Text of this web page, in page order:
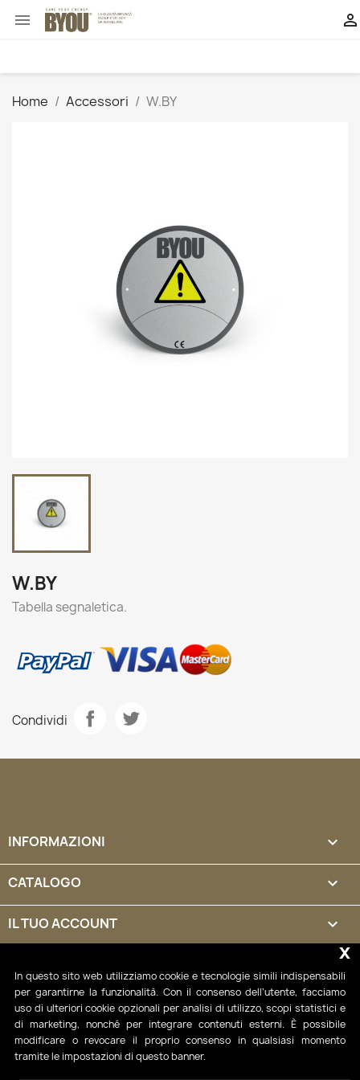
 
Home Accessori W.BY
W.BY
Tabella segnaletica.
Condividi
INFORMAZIONI 
CATALOGO 
IL TUO ACCOUNT 
keyboard_arrow_downx
In questo sito web utilizziamo cookie e tecnologie simili indispensabili
per garantirne la funzionalità. Con il consenso dell’utente, facciamo
uso di ulteriori cookie opzionali per analisi di utilizzo, scopi statistici e
di marketing, nonché per integrare contenuti esterni. È possibile
modificare o revocare il proprio consenso in qualsiasi momento
tramite le impostazioni di questo banner.